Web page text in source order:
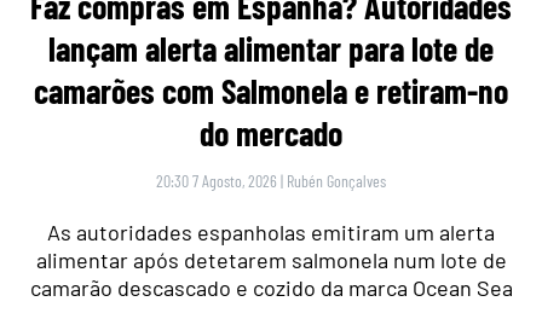
lançam alerta alimentar para lote de
camarões com Salmonela e retiram-no
do mercado
20:30 7 Agosto, 2026 | Rubén Gonçalves
As autoridades espanholas emitiram um alerta
alimentar após detetarem salmonela num lote de
camarão descascado e cozido da marca Ocean Sea